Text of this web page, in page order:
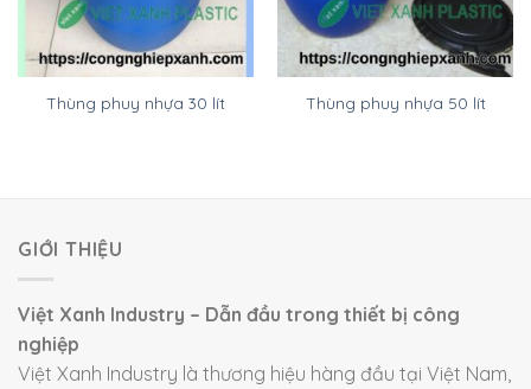
Thùng phuy nhựa 30 lít Thùng phuy nhựa 50 lít
GIỚI THIỆU
Việt Xanh Industry – Dẫn đầu trong thiết bị công
nghiệp
Việt Xanh Industry là thương hiệu hàng đầu tại Việt Nam,